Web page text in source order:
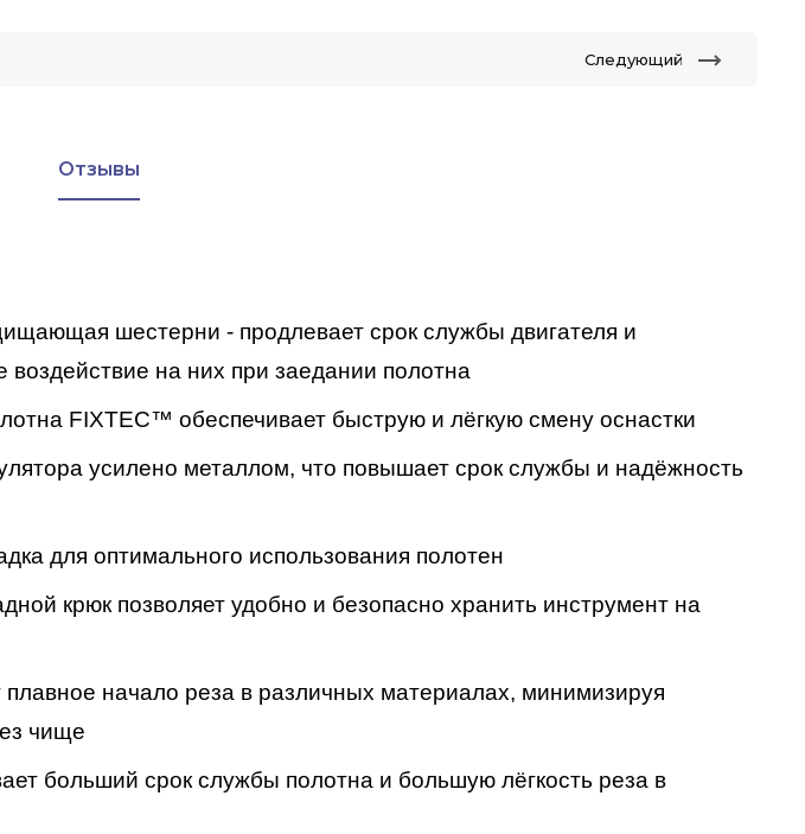
Следующий
Отзывы
шестерни - продлевает срок службы двигателя и
на них при заедании полотна
FIXTEC™ обеспечивает быструю и лёгкую смену оснастки
усилено металлом, что повышает срок службы и надёжность
для оптимального использования полотен
крюк позволяет удобно и безопасно хранить инструмент на
начало реза в различных материалах, минимизируя
чище
больший срок службы полотна и большую лёгкость реза в